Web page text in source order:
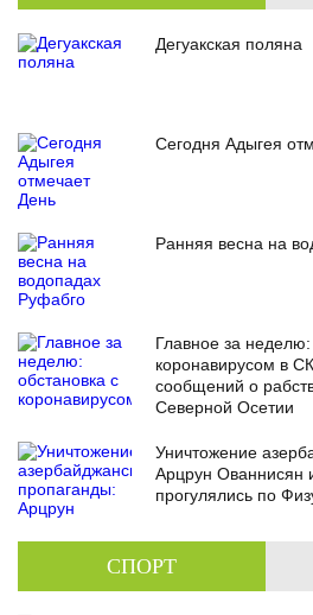
Дегуакская поляна
Сегодня Адыгея
Ранняя весна на
Главное за неделю:
коронавирусом в
сообщений о
Северной Осетии
Уничтожение
Арцрун Ованнисян
прогулялись по
СПОРТ